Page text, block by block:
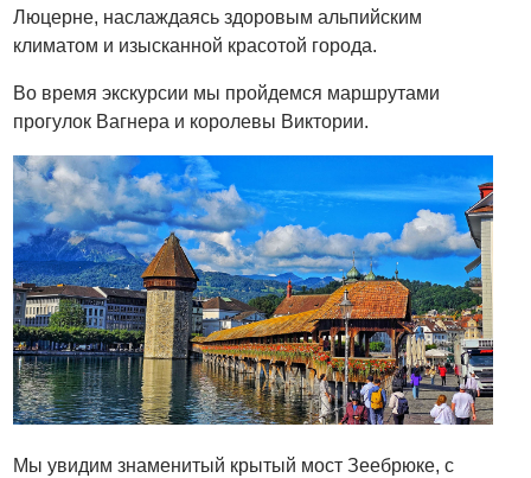
Люцерне, наслаждаясь здоровым альпийским
климатом и изысканной красотой города.
Во время экскурсии мы пройдемся маршрутами
прогулок Вагнера и королевы Виктории.
Мы увидим знаменитый крытый мост Зеебрюке, с